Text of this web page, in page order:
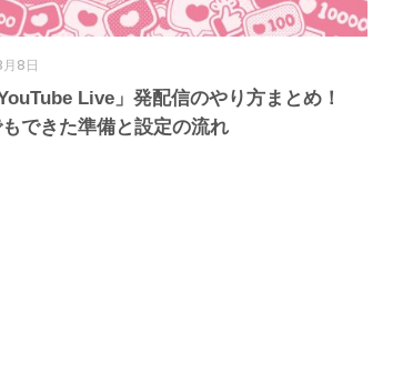
8日
Live」発配信のやり方まとめ！
できた準備と設定の流れ